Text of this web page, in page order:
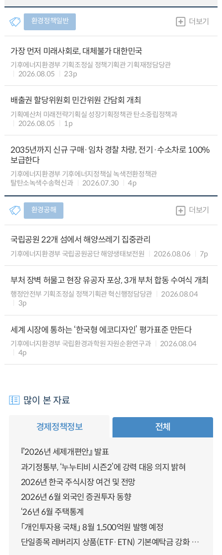
환경정책일반 더보기
가장 먼저 미래사회로, 대체불가 대한민국
기후에너지환경부 기획조정실 정책기획관 기획재정담당관
2026.08.05
23p
배출권 할당위원회 민간위원 간담회 개최
기획예산처 미래전략기획실 성장기획정책관 탄소중립정책과
2026.08.05
1p
2035년까지 신규 구매·임차 경찰 차량, 전기·수소차로 100%
보급한다
기후에너지환경부 기후에너지정책실 녹색전환정책관
탈탄소녹색수송혁신과
2026.07.30 4p
환경공해 더보기
국립공원 22개 섬에서 해양쓰레기 집중관리
기후에너지환경부 국립공원공단 해양생태보전원 2026.08.06 7p
부처 장벽 허물고 현장 유공자 포상, 3개 부처 합동 수여식 개최
행정안전부 기획조정실 정책기획관 혁신행정담당관
2026.08.04
3p
세계 시장에 통하는 ‘한국형 에코디자인’ 평가표준 만든다
기후에너지환경부 국립환경과학원 자원순환연구과
2026.08.04
4p
많이 본 자료
경제정책정보 전체
『2026년 세제개편안』 발표
과기정통부, ‘누누티비 시즌2’에 강력 대응 의지 밝혀
2026년 한국 주식시장 여건 및 전망
2026년 6월 외국인 증권투자 동향
‘26년 6월 주택통계
「개인투자용 국채」 8월 1,500억원 발행 예정
단일종목 레버리지 상품(ETF·ETN) 기본예탁금 강화 조기시행 방안 안내